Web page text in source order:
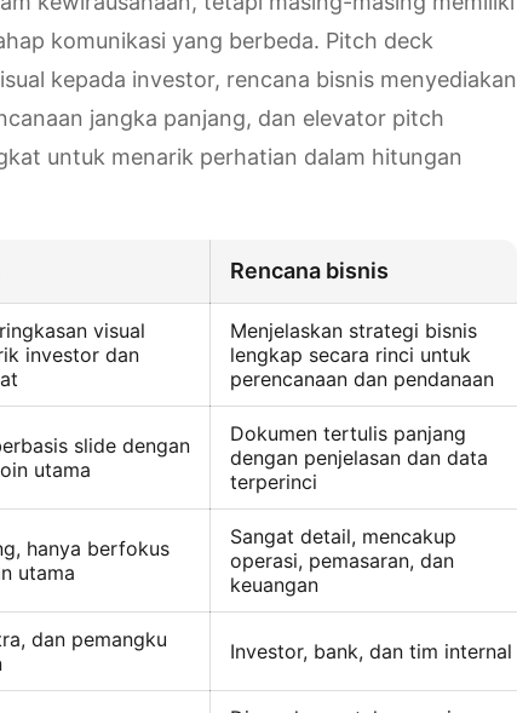
komunikasi yang berbeda. Pitch deck
kepada investor, rencana bisnis menyediakan
jangka panjang, dan elevator pitch
untuk menarik perhatian dalam hitungan
Rencana bisnis
visual
investor dan
Menjelaskan strategi bisnis
lengkap secara rinci untuk
perencanaan dan pendanaan
slide dengan
utama
Dokumen tertulis panjang
dengan penjelasan dan data
terperinci
hanya berfokus
utama
Sangat detail, mencakup
operasi, pemasaran, dan
keuangan
dan pemangku
Investor, bank, dan tim internal